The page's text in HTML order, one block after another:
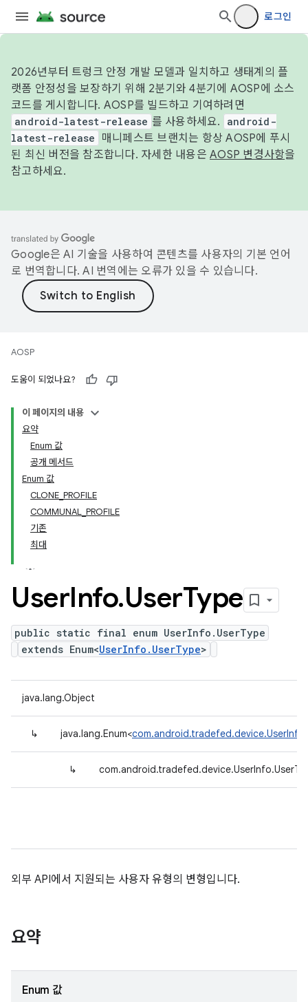
로그인
2026년부터 트렁크 안정 개발 모델과 일치하고 생태계의 플
랫폼 안정성을 보장하기 위해 2분기와 4분기에 AOSP에 소스
코드를 게시합니다. AOSP를 빌드하고 기여하려면
android-latest-release 를 사용하세요.
android-
latest-release
매니페스트 브랜치는 항상 AOSP에 푸시
된 최신 버전을 참조합니다. 자세한 내용은 AOSP 변경사항을
참고하세요.
Google은 AI 기술을 사용하여 콘텐츠를 사용자의 기본 언어
로 번역합니다. AI 번역에는 오류가 있을 수 있습니다.
AOSP
도움이 되었나요?
이 페이지의 내용
요약
Enum 값
공개 메서드
Enum 값
CLONE_PROFILE
COMMUNAL_PROFILE
기존
최대
UserInfo.UserType
public static final enum UserInfo.UserType
extends Enum<UserInfo.UserType>
java.lang.Object
↳ java.lang.Enum<
↳
외부 API에서 지원되는 사용자 유형의 변형입니다.
요약
Enum 값